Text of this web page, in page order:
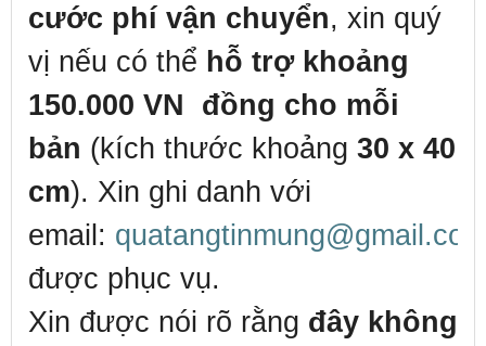
cước phí vận chuyển, xin quý
vị nếu có thể hỗ trợ khoảng
150.000 VN đồng cho mỗi
bản (kích thước khoảng 30 x 40
cm). Xin ghi danh với
email:
được phục vụ.
Xin được nói rõ rằng đây không